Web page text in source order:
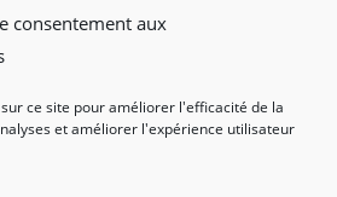
consentement aux
ce site pour améliorer l'efficacité de la
et améliorer l'expérience utilisateur